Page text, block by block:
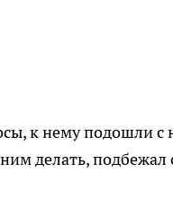
к нему подошли
делать, подбежал